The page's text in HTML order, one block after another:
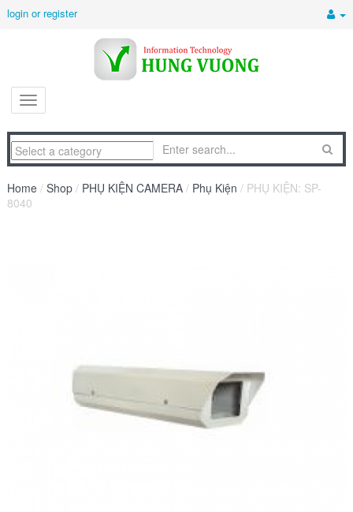
login or register
Home / Shop / PHỤ KIỆN CAMERA / Phụ Kiện / PHỤ KIỆN: SP-
8040